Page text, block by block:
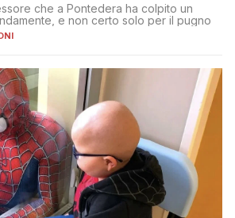
che a Pontedera ha colpito un
e non certo solo per il pugno